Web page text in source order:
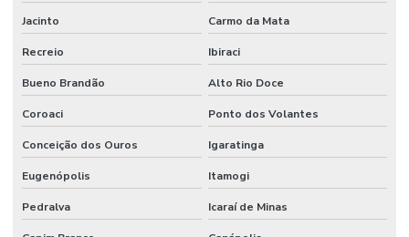
Jacinto Carmo da Mata
Recreio Ibiraci
Bueno Brandão Alto Rio Doce
Coroaci Ponto dos Volantes
Conceição dos Ouros Igaratinga
Eugenópolis Itamogi
Pedralva Icaraí de Minas